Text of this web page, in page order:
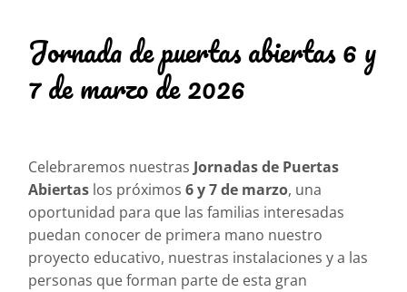
Jornada de puertas abiertas 6 y
7 de marzo de 2026
Celebraremos nuestras Jornadas de Puertas
Abiertas los próximos6 y 7 de marzo, una
oportunidad para que las familias interesadas
puedan conocer de primera mano nuestro
proyecto educativo, nuestras instalaciones y a las
personas que forman parte de esta gran